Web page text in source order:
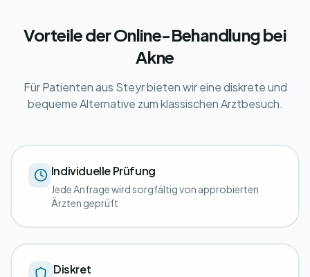
Vorteile der Online-Behandlung bei
Akne
Für Patienten aus Steyr bieten wir eine diskrete und
bequeme Alternative zum klassischen Arztbesuch.
Individuelle Prüfung
Jede Anfrage wird sorgfältig von approbierten
Ärzten geprüft
Diskret